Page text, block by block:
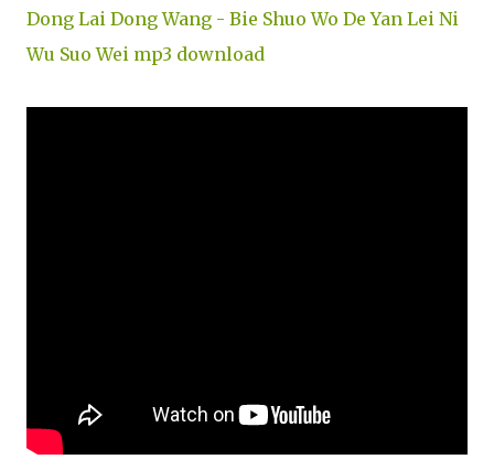
Dong Lai Dong Wang - Bie Shuo Wo De Yan Lei Ni
Wu Suo Wei mp3 download